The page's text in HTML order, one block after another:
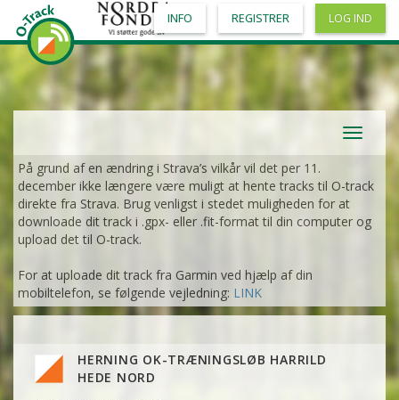
Toggle
På grund af en ændring i Strava’s vilkår vil det per 11.
december ikke længere være muligt at hente tracks til O-track
direkte fra Strava. Brug venligst i stedet muligheden for at
downloade dit track i .gpx- eller .fit-format til din computer og
upload det til O-track.
For at uploade dit track fra Garmin ved hjælp af din
mobiltelefon, se følgende vejledning: LINK
HERNING OK-TRÆNINGSLØB HARRILD
HEDE NORD
INFO REGISTRER LOG IND